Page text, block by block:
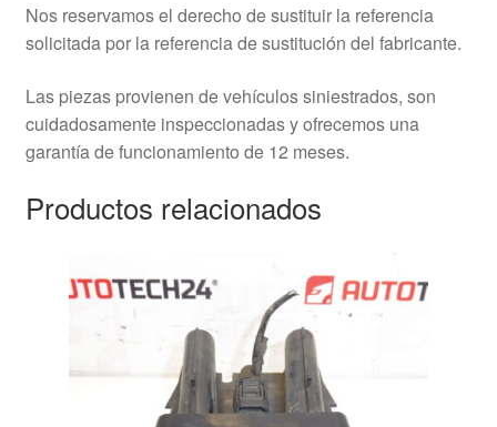
Nos reservamos el derecho de sustituir la referencia
solicitada por la referencia de sustitución del fabricante.
Las piezas provienen de vehículos siniestrados, son
cuidadosamente inspeccionadas y ofrecemos una
garantía de funcionamiento de 12 meses.
Productos relacionados